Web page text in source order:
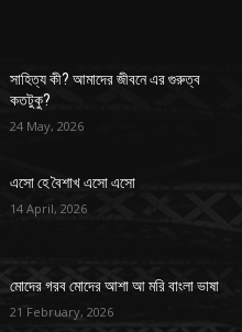
সাহিত্য কী? আমাদের জীবনে এর গুরুত্ব
কতটুকু?
24 May, 2026
এসো হে বৈশাখ এসো এসো
14 April, 2026
মোদের গরব মোদের আশা আ মরি বাংলা ভাষা
21 February, 2026